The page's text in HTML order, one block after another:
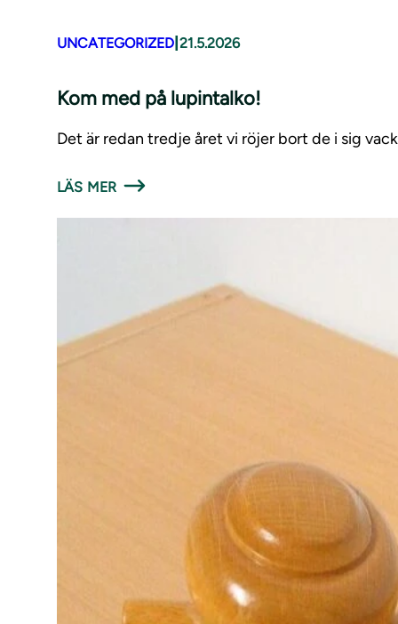
UNCATEGORIZED 21.5.2026
Kom med på lupintalko!
Det är redan tredje året vi röjer bort de i sig
LÄS MER